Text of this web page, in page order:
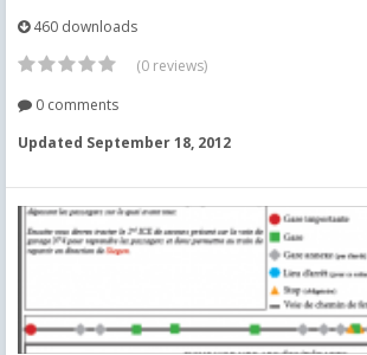
460 downloads
(0 reviews)
0 comments
Updated September 18, 2012